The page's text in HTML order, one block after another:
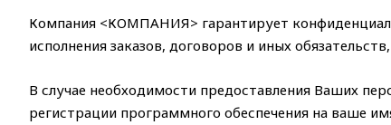
Компания <КОМПАНИЯ> гарантирует
исполнения заказов, договоров и иных
В случае необходимости предоставления Ваших
регистрации программного обеспечения на ваше